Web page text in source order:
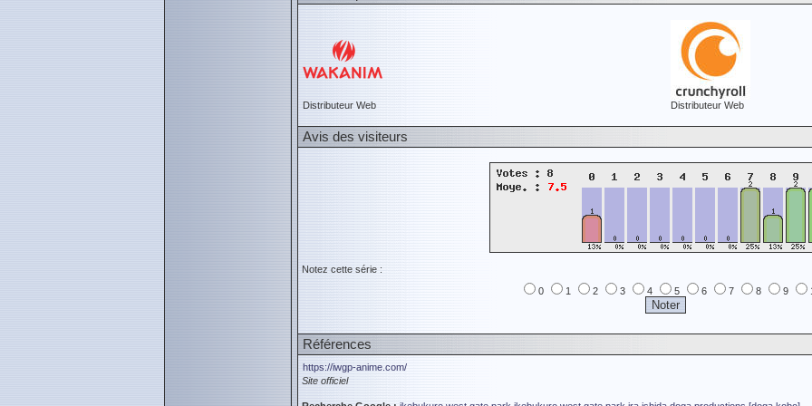
Distributeur Web Distributeur Web
Avis des visiteurs
Notez cette série :
0
1 2 3 4 5 6 7 8 9
Références
https://iwgp-anime.com/
Site officiel